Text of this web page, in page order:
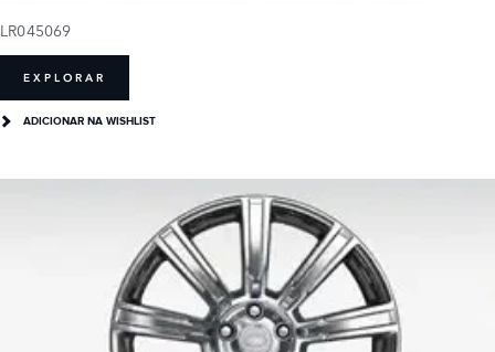
LR045069
EXPLORAR
ADICIONAR NA WISHLIST